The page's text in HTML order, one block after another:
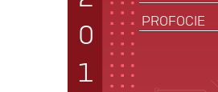
0
1
PROFOCIE